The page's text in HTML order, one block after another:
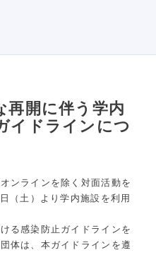
再開に伴う学内
イドラインにつ
ンラインを除く対面活動を
日（土）より学内施設を利用
る感染防止ガイドラインを
体は、本ガイドラインを遵